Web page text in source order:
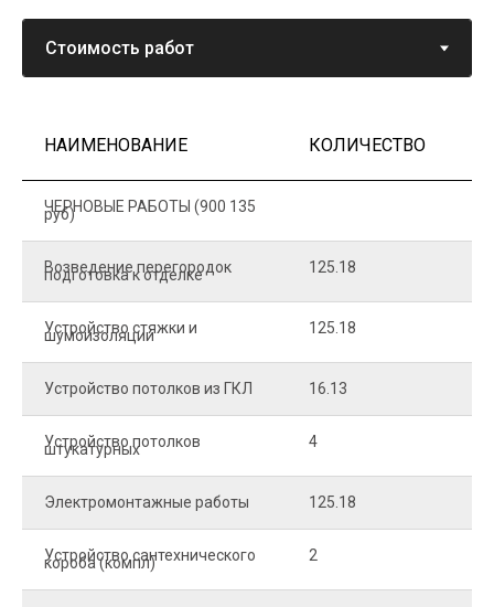
НАИМЕНОВАНИЕ КОЛИЧЕСТВО
ЧЕРНОВЫЕ РАБОТЫ (900 135
руб)
Возведение перегородок
подготовка к отделке 125.18
Устройство стяжки и
шумоизоляции 125.18
Устройство потолков из ГКЛ 16.13
Устройство потолков
штукатурных 4
Электромонтажные работы 125.18
Устройство сантехнического
короба (компл) 2